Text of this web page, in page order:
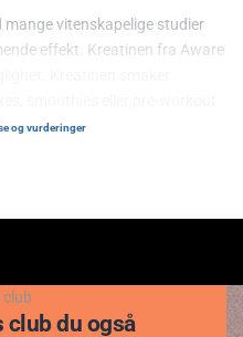
vitenskapelige studier
effekt. Kreatinen fra Aware
mennesker opplever at de
uke av regelmessig
effekter på hjernen, mange
og vurderinger
club du også